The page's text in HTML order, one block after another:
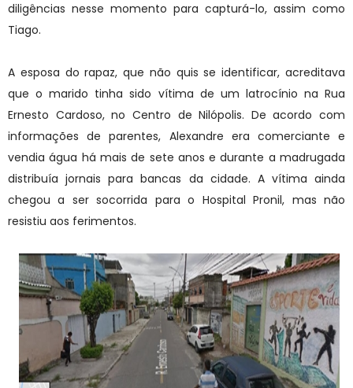
diligências nesse momento para capturá-lo, assim como
Tiago.
A esposa do rapaz, que não quis se identificar, acreditava
que o marido tinha sido vítima de um latrocínio na Rua
Ernesto Cardoso, no Centro de Nilópolis. De acordo com
informações de parentes, Alexandre era comerciante e
vendia água há mais de sete anos e durante a madrugada
distribuía jornais para bancas da cidade. A vítima ainda
chegou a ser socorrida para o Hospital Pronil, mas não
resistiu aos ferimentos.